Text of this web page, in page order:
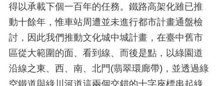
得以承載下個一百年的任務。鐵路高架化雖已推
動十餘年，惟車站周遭並未進行都市計畫通盤檢
討，因此我們推動文化城中城計畫，在臺中舊市
區從大範圍的面、看到線、而後是點，以綠園道
沿線之東、西、南、北門(翡翠環廊帶)，並透過綠
空鐵道與綠川河道這兩個交錯的十字座標串起綠